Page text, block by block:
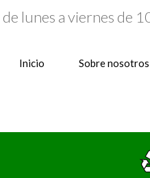
de lunes a viernes de
Inicio Sobre nosotros